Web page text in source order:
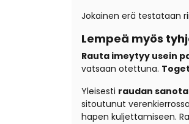
Jokainen erä testataan
Lempeä myös
Rauta imeytyy usein
vatsaan otettuna.
Yleisesti raudan
sitoutunut
hapen kuljettamiseen.